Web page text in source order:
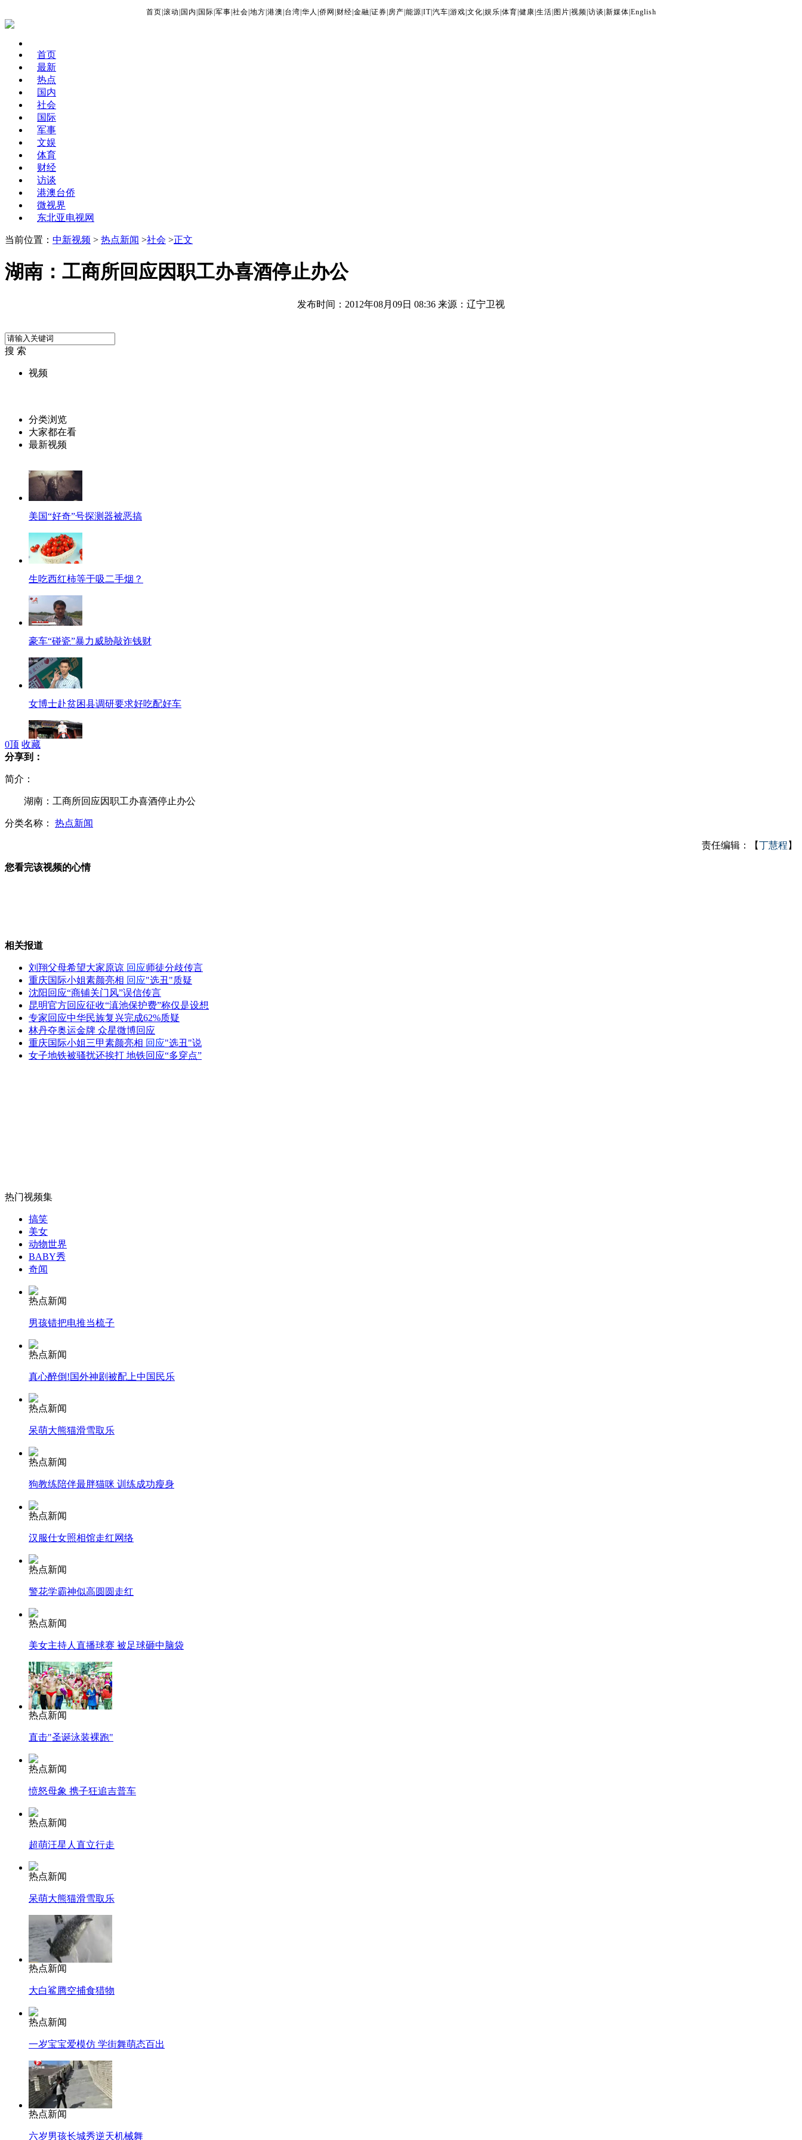
首页 滚动 国内 国际 军事 社会 地方 港澳 台湾 华人 侨网 财经 金融 证券 房产 能源 IT| 汽车 游戏 文化 娱乐 体育 健康 生活 图片 视频 访谈 新媒体 English
首页
最新
热点
国内
社会
国际
军事
文娱
体育
财经
访谈
港澳台侨
微视界
东北亚电视网
当前位置： 中新视频 > 热点新闻 >社会 >正文
湖南：工商所回应因职工办喜酒停止办公
发布时间：2012年08月09日 08:36 来源：辽宁卫视
搜 索
视频
分类浏览
大家都在看
最新视频
美国“好奇”号探测器被恶搞
生吃西红柿等于吸二手烟？
豪车“碰瓷”暴力威胁敲诈钱财
女博士赴贫困县调研要求好吃配好车
男子轻信"一夜情"被骗8万
老贼写工作日记 偷3毛也入账
上海一货车被风掀翻 被困人员获救
无痛分娩是否安全 医生回应
外交部：反对强权政治霸凌主义
外交部：有关国家言论片面不公正
走！跟着总书记去植树
纽约上演“枕头大战”
0顶 收藏
分享到：
简介：
湖南：工商所回应因职工办喜酒停止办公
分类名称： 热点新闻
责任编辑：【丁慧程 】
您看完该视频的心情
相关报道
刘翔父母希望大家原谅 回应师徒分歧传言
重庆国际小姐素颜亮相 回应"选丑"质疑
沈阳回应“商铺关门风”误信传言
昆明官方回应征收“滇池保护费”称仅是设想
专家回应中华民族复兴完成62%质疑
林丹夺奥运金牌 众星微博回应
重庆国际小姐三甲素颜亮相 回应"选丑"说
女子地铁被骚扰还挨打 地铁回应“多穿点”
热门视频集
搞笑
美女
动物世界
BABY秀
奇闻
热点新闻
男孩错把电推当梳子
热点新闻
真心醉倒!国外神剧被配上中国民乐
热点新闻
呆萌大熊猫滑雪取乐
热点新闻
狗教练陪伴最胖猫咪 训练成功瘦身
热点新闻
汉服仕女照相馆走红网络
热点新闻
警花学霸神似高圆圆走红
热点新闻
美女主持人直播球赛 被足球砸中脑袋
热点新闻
直击"圣诞泳装裸跑"
热点新闻
愤怒母象 携子狂追吉普车
热点新闻
超萌汪星人直立行走
热点新闻
呆萌大熊猫滑雪取乐
热点新闻
大白鲨腾空捕食猎物
热点新闻
一岁宝宝爱模仿 学街舞萌态百出
热点新闻
六岁男孩长城秀逆天机械舞